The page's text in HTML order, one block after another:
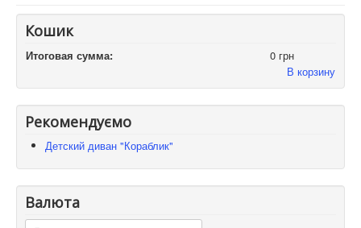
Кошик
Итоговая сумма:
0 грн
В корзину
Рекомендуємо
Детский диван "Кораблик"
Валюта